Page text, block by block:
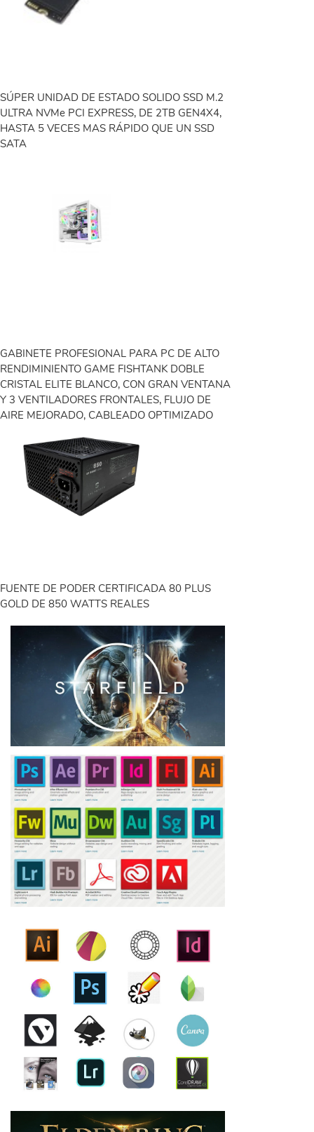
SÚPER UNIDAD DE ESTADO SOLIDO SSD M.2
ULTRA NVMe PCI EXPRESS, DE 2TB GEN4X4,
HASTA 5 VECES MAS RÁPIDO QUE UN SSD
SATA
GABINETE PROFESIONAL PARA PC DE ALTO
RENDIMINIENTO GAME FISHTANK DOBLE
CRISTAL ELITE BLANCO, CON GRAN VENTANA
Y 3 VENTILADORES FRONTALES, FLUJO DE
AIRE MEJORADO, CABLEADO OPTIMIZADO
FUENTE DE PODER CERTIFICADA 80 PLUS
GOLD DE 850 WATTS REALES